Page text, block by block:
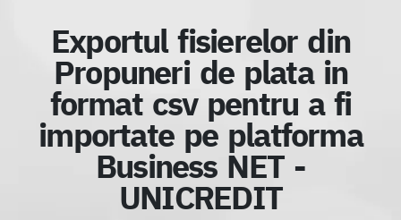
Exportul fisierelor din
Propuneri de plata in
format csv pentru a fi
importate pe platforma
Business NET -
UNICREDIT